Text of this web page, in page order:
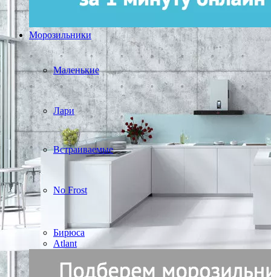
Морозильники
Маленькие
Лари
Встраиваемые
No Frost
Бирюса
Atlant